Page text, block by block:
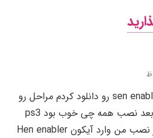
با سلام من برنامه sen enabler6.2.3 رو دانلود کردم مراحل رو
رفتم توی ps3 نصب کردم بعد نصب همه چی خوب بود ps3
کپی خورHen هست قبل از نصب من وارد آیکون Hen enabler